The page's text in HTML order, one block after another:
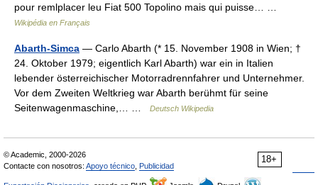
pour remlplacer leu Fiat 500 Topolino mais qui puisse… …
Wikipédia en Français
Abarth-Simca — Carlo Abarth (* 15. November 1908 in Wien; †
24. Oktober 1979; eigentlich Karl Abarth) war ein in Italien
lebender österreichischer Motorradrennfahrer und Unternehmer.
Vor dem Zweiten Weltkrieg war Abarth berühmt für seine
Seitenwagenmaschine,… …
Deutsch Wikipedia
18+
© Academic, 2000-2026
Contacte con nosotros: Apoyo técnico Publicidad